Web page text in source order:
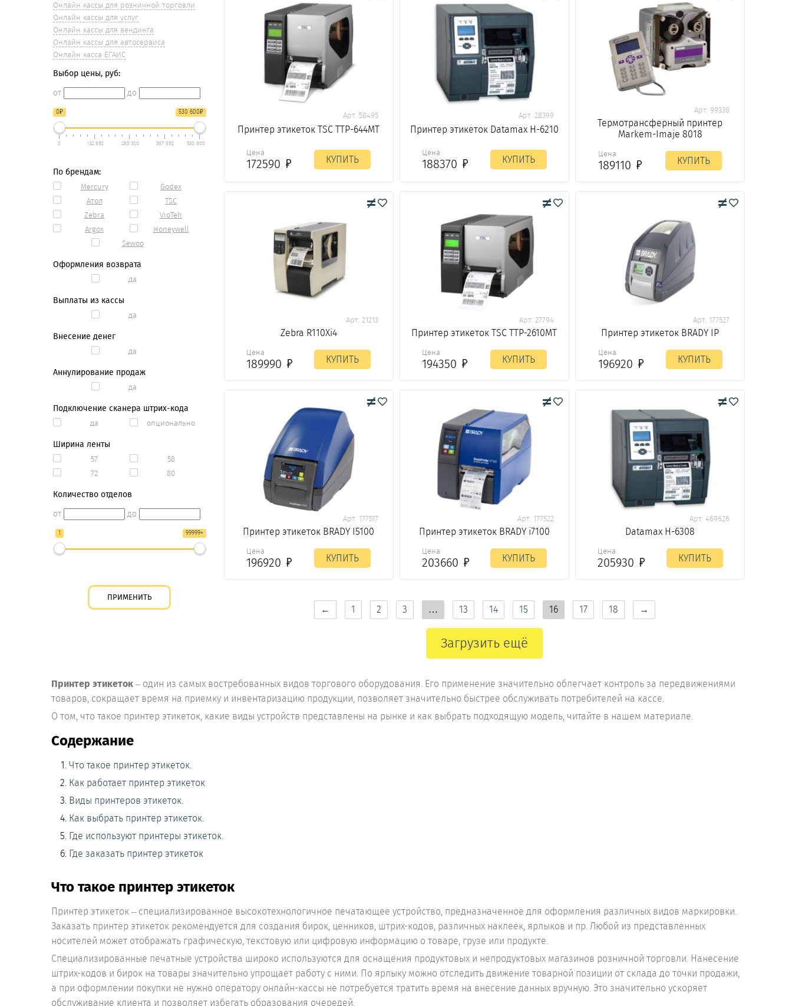
Онлайн кассы для розничной торговли
Онлайн кассы для услуг
Онлайн кассы для вендинга
Онлайн кассы для автосервиса
Онлайн касса ЕГАИС
Выбор цены, руб:
от
до
0₽ 530 600₽
0 132 650 265 300 397 950 530 600
По брендам:
Mercury
Godex
Атол
TSC
Zebra
VioTeh
Argox
Honeywell
Sewoo
Оформления возврата
да
Выплаты из кассы
да
Внесение денег
да
Аннулирование продаж
да
Подключение сканера штрих-кода
да опционально
Ширина ленты
57
58
72
80
Количество отделов
от
до
1 99999+
Арт. 58495
Принтер этикеток TSC TTP-644MT
Цена
172590 КУПИТЬ
Арт. 28399
Принтер этикеток Datamax H-6210
Цена
188370 КУПИТЬ
Арт. 99338
Термотрансферный принтер
Markem-Imaje 8018
Цена
189110 КУПИТЬ
Арт. 21213
Zebra R110Xi4
Цена
189990 КУПИТЬ
Арт. 27794
Принтер этикеток TSC TTP-2610MT
Цена
194350 КУПИТЬ
Арт. 177527
Принтер этикеток BRADY IP
Цена
196920 КУПИТЬ
Арт. 177517
Принтер этикеток BRADY I5100
Цена
196920 КУПИТЬ
Арт. 177522
Принтер этикеток BRADY i7100
Цена
203660 КУПИТЬ
Арт. 469626
Datamax H-6308
Цена
205930 КУПИТЬ
← 1 2 3 … 13 14 15 16 17 18 →
Загрузить ещё
Принтер этикеток – один из самых востребованных видов торгового оборудования. Его применение значительно облегчает контроль за передвижениями
товаров, сокращает время на приемку и инвентаризацию продукции, позволяет значительно быстрее обслуживать потребителей на кассе.
О том, что такое принтер этикеток, какие виды устройств представлены на рынке и как выбрать подходящую модель, читайте в нашем материале.
Содержание
Что такое принтер этикеток.
Как работает принтер этикеток
Виды принтеров этикеток.
Как выбрать принтер этикеток.
Где используют принтеры этикеток.
Где заказать принтер этикеток
Что такое принтер этикеток
Принтер этикеток – специализированное высокотехнологичное печатающее устройство, предназначенное для оформления различных видов маркировки.
Заказать принтер этикеток рекомендуется для создания бирок, ценников, штрих-кодов, различных наклеек, ярлыков и пр. Любой из представленных
носителей может отображать графическую, текстовую или цифровую информацию о товаре, грузе или продукте.
Специализированные печатные устройства широко используются для оснащения продуктовых и непродуктовых магазинов розничной торговли. Нанесение
штрих-кодов и бирок на товары значительно упрощает работу с ними. По ярлыку можно отследить движение товарной позиции от склада до точки продажи,
а при оформлении покупки не нужно оператору онлайн-кассы не потребуется тратить время на внесение данных вручную. Это значительно ускоряет
обслуживание клиента и позволяет избегать образования очередей.